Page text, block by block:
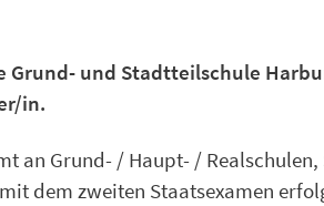
und Stadtteilschule
in.
an Grund- / Haupt- /
dem zweiten Staatsexamen